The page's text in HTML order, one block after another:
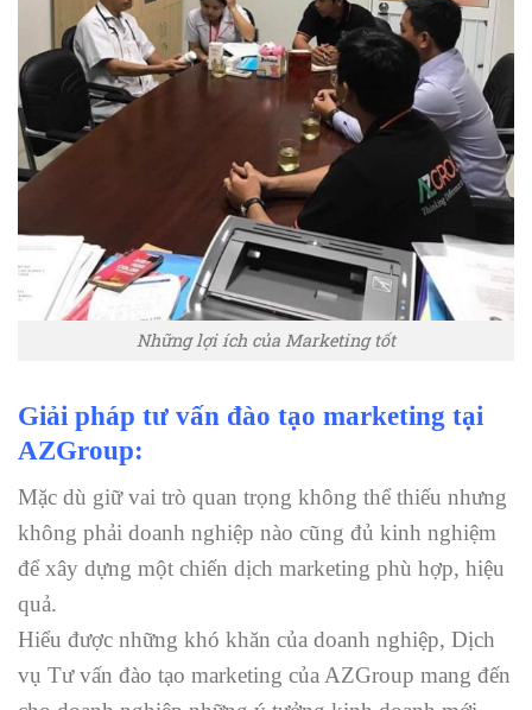
Những lợi ích của Marketing tốt
Giải pháp tư vấn đào tạo marketing tại
AZGroup:
Mặc dù giữ vai trò quan trọng không thể thiếu nhưng
không phải doanh nghiệp nào cũng đủ kinh nghiệm
để xây dựng một chiến dịch marketing phù hợp, hiệu
quả.
Hiểu được những khó khăn của doanh nghiệp, Dịch
vụ Tư vấn đào tạo marketing của AZGroup mang đến